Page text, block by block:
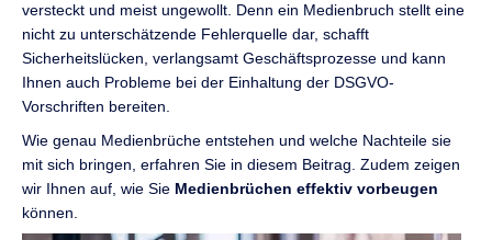
versteckt und meist ungewollt. Denn ein Medienbruch stellt eine
nicht zu unterschätzende Fehlerquelle dar, schafft
Sicherheitslücken, verlangsamt Geschäftsprozesse und kann
Ihnen auch Probleme bei der Einhaltung der DSGVO-
Vorschriften bereiten.
Wie genau Medienbrüche entstehen und welche Nachteile sie
mit sich bringen, erfahren Sie in diesem Beitrag. Zudem zeigen
wir Ihnen auf, wie Sie Medienbrüchen effektiv vorbeugen
können.